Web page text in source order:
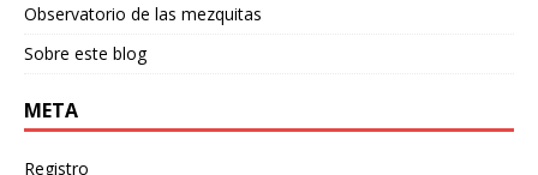
Observatorio de las mezquitas
Sobre este blog
META
Registro